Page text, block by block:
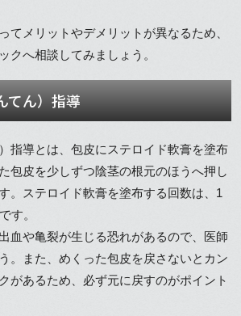
てメリットやデメリットが異なるため、
クへ相談してみましょう。
てん）指導
指導とは、包皮にステロイド軟膏を塗布
包皮を少しずつ陰茎の根元のほうへ押し
。ステロイド軟膏を塗布する回数は、1
す。
血や亀裂が生じる恐れがあるので、医師
。また、めくった包皮を戻さないとカン
があるため、必ず元に戻すのがポイント